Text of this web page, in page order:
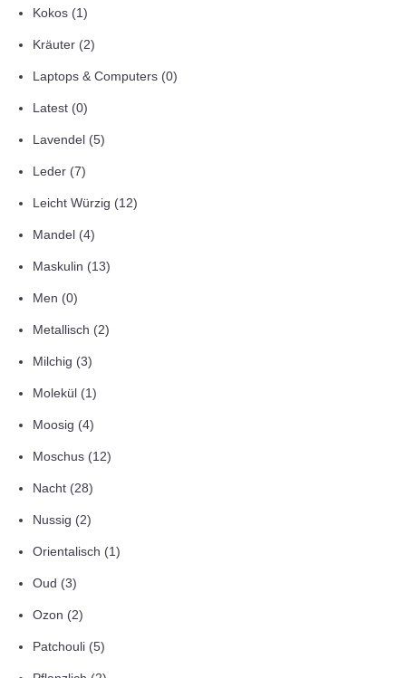
Kokos (1)
Kräuter (2)
Laptops & Computers (0)
Latest (0)
Lavendel (5)
Leder (7)
Leicht Würzig (12)
Mandel (4)
Maskulin (13)
Men (0)
Metallisch (2)
Milchig (3)
Molekül (1)
Moosig (4)
Moschus (12)
Nacht (28)
Nussig (2)
Orientalisch (1)
Oud (3)
Ozon (2)
Patchouli (5)